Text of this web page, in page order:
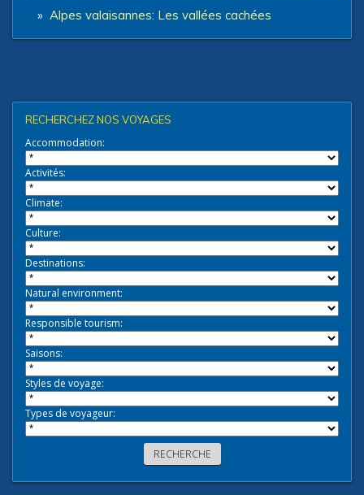
» Alpes valaisannes: Les vallées cachées
RECHERCHEZ NOS VOYAGES
Accommodation:
Activités:
Climate:
Culture:
Destinations:
Natural environment:
Responsible tourism:
Saisons:
Styles de voyage:
Types de voyageur: